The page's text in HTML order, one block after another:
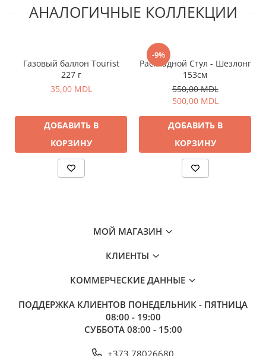
Инструменты
Кровати, раскладушки
Палатки, шатры
Плитки, горелки
Спальники, матрасы, подушки
Обувь
АНАЛОГИЧНЫЕ КОЛЛЕКЦИИ
Газовый баллон Tourist
227 г
35,00 MDL
ДОБАВИТЬ В
КОРЗИНУ
-9%
Раскладной Стул - Шезлонг
153см
550,00 MDL
500,00 MDL
ДОБАВИТЬ В
КОРЗИНУ
МОЙ МАГАЗИН
КЛИЕНТЫ
КОММЕРЧЕСКИЕ ДАННЫЕ
ПОДДЕРЖКА КЛИЕНТОВ ПОНЕДЕЛЬНИК - ПЯТНИЦА
08:00 - 19:00
СУББОТА 08:00 - 15:00
+373 78026680